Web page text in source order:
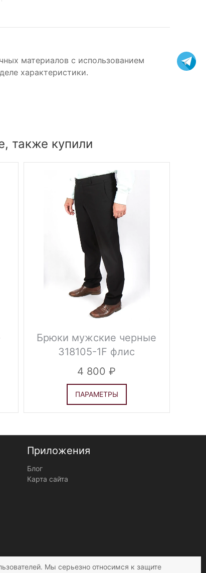
материалов с использованием
характеристики.
также купили
Брюки мужские черные
318105-1F флис
4 800
ПАРАМЕТРЫ
Приложения
Блог
Карта сайта
Мы серьезно относимся к защите